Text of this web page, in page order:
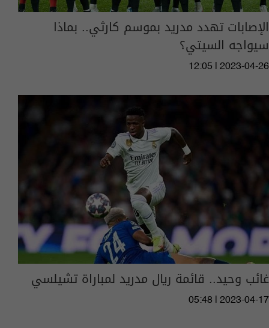
الإصابات تهدد مدريد بموسم كارثي.. بماذا
سيواجه السيتي؟
12:05 | 2023-04-26
غائب وحيد.. قائمة ريال مدريد لمباراة تشيلسي
05:48 | 2023-04-17